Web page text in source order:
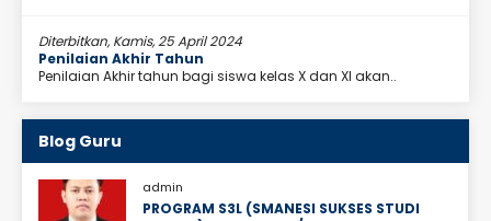
Diterbitkan, Kamis, 25 April 2024
Penilaian Akhir Tahun
Penilaian Akhir tahun bagi siswa kelas X dan XI akan..
Blog Guru
admin
PROGRAM S3L (SMANESI SUKSES STUDI